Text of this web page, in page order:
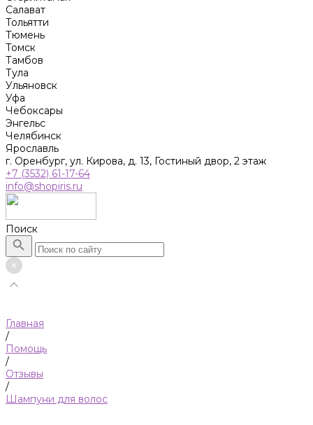
Салават
Тольятти
Тюмень
Томск
Тамбов
Тула
Ульяновск
Уфа
Чебоксары
Энгельс
Челябинск
Ярославль
г. Оренбург, ул. Кирова, д. 13, Гостиный двор, 2 этаж
+7 (3532) 61-17-64
info@shopiris.ru
Поиск
Главная
/
Помощь
/
Отзывы
/
Шампуни для волос